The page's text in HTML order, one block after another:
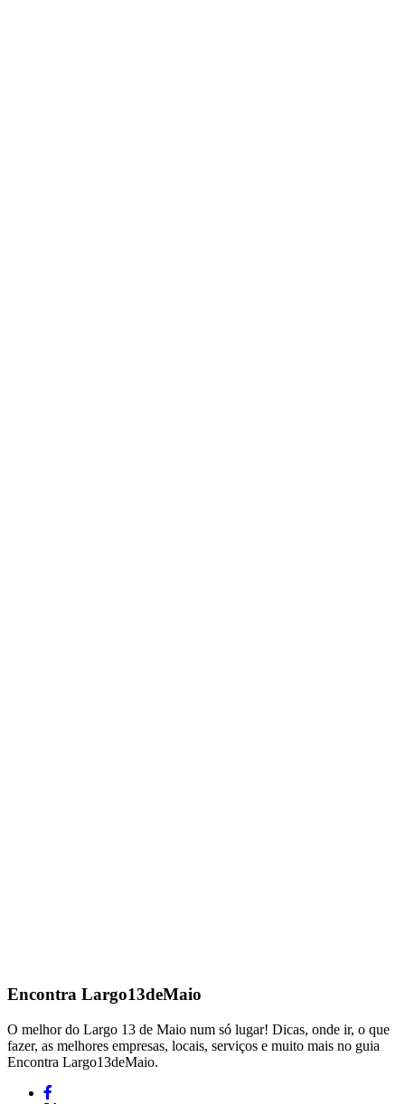
Encontra Largo13deMaio
O melhor do Largo 13 de Maio num só lugar! Dicas, onde ir, o que
fazer, as melhores empresas, locais, serviços e muito mais no guia
Encontra Largo13deMaio.